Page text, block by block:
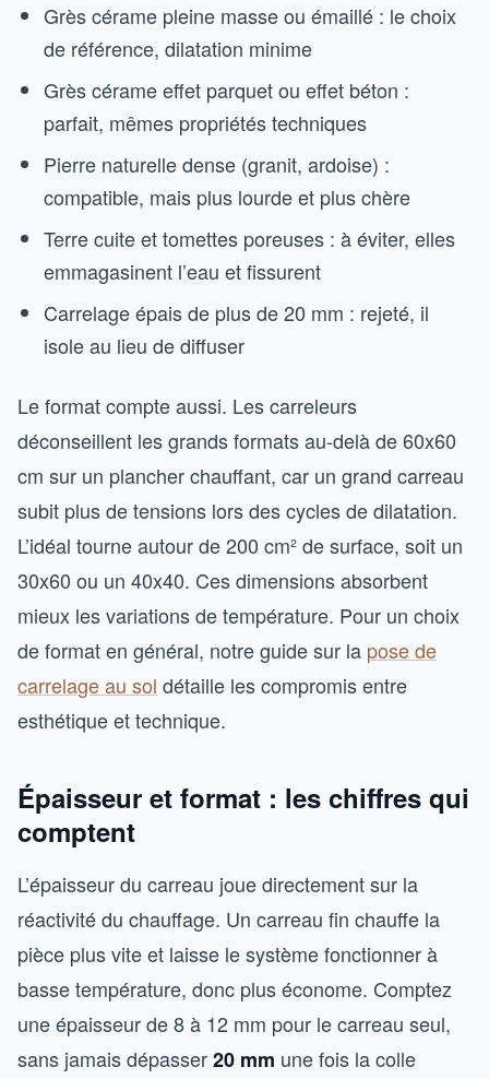
Grès cérame pleine masse ou émaillé : le choix
de référence, dilatation minime
Grès cérame effet parquet ou effet béton :
parfait, mêmes propriétés techniques
Pierre naturelle dense (granit, ardoise) :
compatible, mais plus lourde et plus chère
Terre cuite et tomettes poreuses : à éviter, elles
emmagasinent l’eau et fissurent
Carrelage épais de plus de 20 mm : rejeté, il
isole au lieu de diffuser
Le format compte aussi. Les carreleurs
déconseillent les grands formats au-delà de 60x60
cm sur un plancher chauffant, car un grand carreau
subit plus de tensions lors des cycles de dilatation.
L’idéal tourne autour de 200 cm² de surface, soit un
30x60 ou un 40x40. Ces dimensions absorbent
mieux les variations de température. Pour un choix
de format en général, notre guide sur la pose de
carrelage au sol détaille les compromis entre
esthétique et technique.
Épaisseur et format : les chiffres qui
comptent
L’épaisseur du carreau joue directement sur la
réactivité du chauffage. Un carreau fin chauffe la
pièce plus vite et laisse le système fonctionner à
basse température, donc plus économe. Comptez
une épaisseur de 8 à 12 mm pour le carreau seul,
sans jamais dépasser20 mm une fois la colle